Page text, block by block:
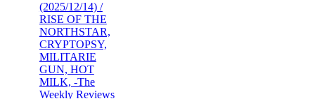
(2025/12/14) /
RISE OF THE
NORTHSTAR,
CRYPTOPSY,
MILITARIE
GUN, HOT
MILK, -The
Weekly Reviews